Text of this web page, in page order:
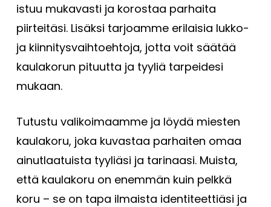
istuu mukavasti ja korostaa parhaita
piirteitäsi. Lisäksi tarjoamme erilaisia lukko-
ja kiinnitysvaihtoehtoja, jotta voit säätää
kaulakorun pituutta ja tyyliä tarpeidesi
mukaan.
Tutustu valikoimaamme ja löydä miesten
kaulakoru, joka kuvastaa parhaiten omaa
ainutlaatuista tyyliäsi ja tarinaasi. Muista,
että kaulakoru on enemmän kuin pelkkä
koru – se on tapa ilmaista identiteettiäsi ja